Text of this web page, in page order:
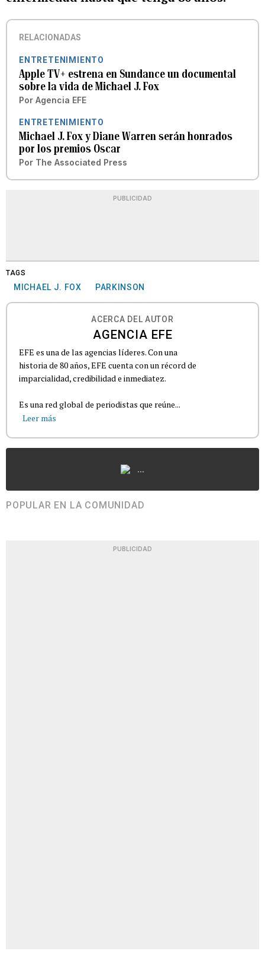
RELACIONADAS
ENTRETENIMIENTO
Apple TV+ estrena en Sundance un documental
sobre la vida de Michael J. Fox
Por Agencia EFE
ENTRETENIMIENTO
Michael J. Fox y Diane Warren serán honrados
por los premios Oscar
Por The Associated Press
PUBLICIDAD
TAGS
MICHAEL J. FOX PARKINSON
ACERCA DEL AUTOR
AGENCIA EFE
EFE es una de las agencias líderes. Con una
historia de 80 años, EFE cuenta con un récord de
imparcialidad, credibilidad e inmediatez.
Es una red global de periodistas que reúne...
Leer más
...
POPULAR EN LA COMUNIDAD
PUBLICIDAD